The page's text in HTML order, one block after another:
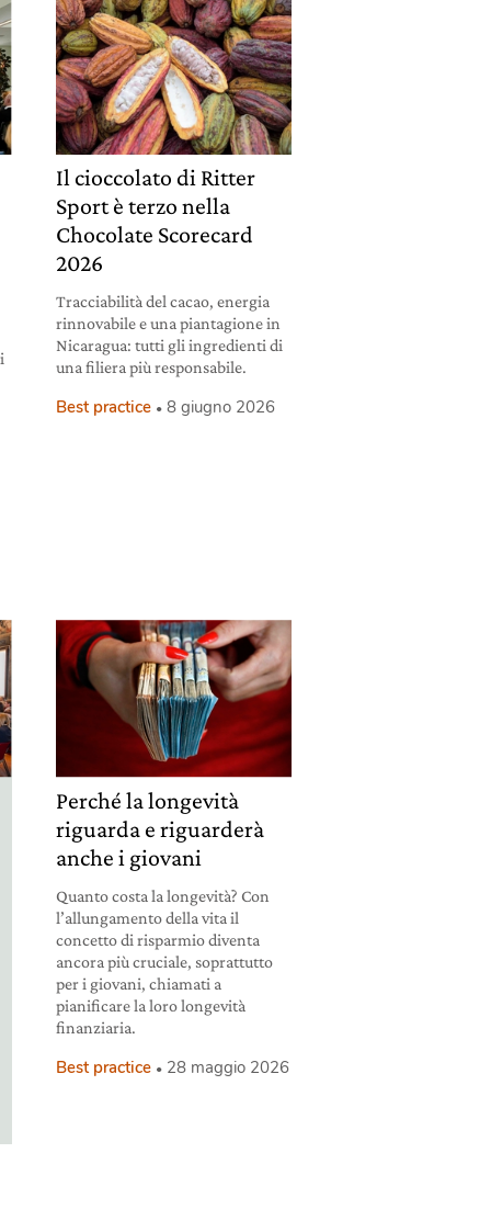
Il cioccolato di Ritter
Sport è terzo nella
Chocolate Scorecard
2026
Tracciabilità del cacao, energia
rinnovabile e una piantagione in
Nicaragua: tutti gli ingredienti di
una filiera più responsabile.
Best practice 8 giugno 2026
Perché la longevità
riguarda e riguarderà
anche i giovani
Quanto costa la longevità? Con
l’allungamento della vita il
concetto di risparmio diventa
ancora più cruciale, soprattutto
per i giovani, chiamati a
pianificare la loro longevità
finanziaria.
Best practice 28 maggio 2026